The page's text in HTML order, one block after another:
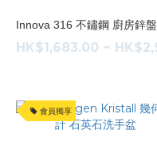
Innova 316 不鏽鋼 廚房鋅盤
會員獨享